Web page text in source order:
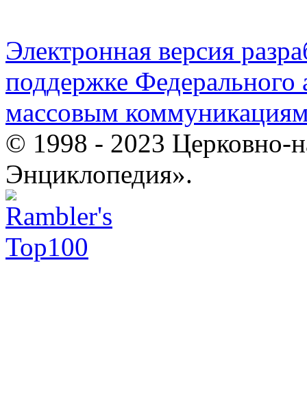
Электронная версия
поддержке Федерального
массовым
© 1998 - 2023 Церковно-
Энциклопедия».